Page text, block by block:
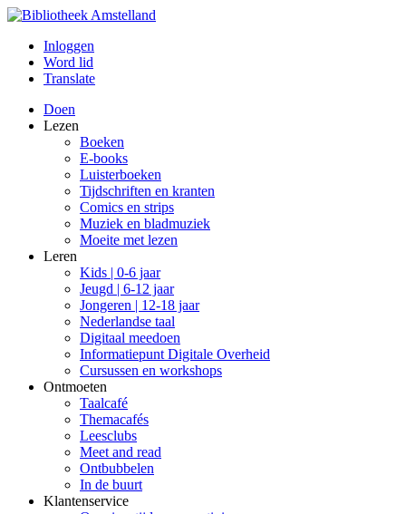
Inloggen
Word lid
Translate
Doen
Lezen
Boeken
E-books
Luisterboeken
Tijdschriften en kranten
Comics en strips
Muziek en bladmuziek
Moeite met lezen
Leren
Kids | 0-6 jaar
Jeugd | 6-12 jaar
Jongeren | 12-18 jaar
Nederlandse taal
Digitaal meedoen
Informatiepunt Digitale Overheid
Cursussen en workshops
Ontmoeten
Taalcafé
Themacafés
Leesclubs
Meet and read
Ontbubbelen
In de buurt
Klantenservice